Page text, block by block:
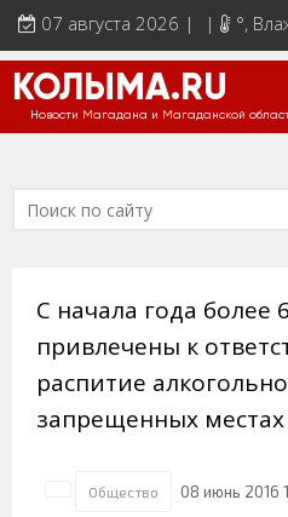
07 августа 2026 | | °,
КОЛЫМА.RU
Новости Магадана и Магаданской
С начала года более
привлечены к
распитие
запрещенных местах
Общество 08 июнь 2016